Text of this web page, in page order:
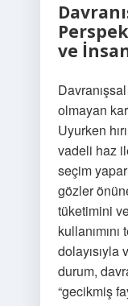
ve
olmayan
Uyurken
vadeli haz
seçim
gözler
tüketimini
durum,
“gecikmiş